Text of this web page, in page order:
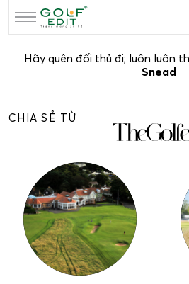
Hãy quên đối thủ đi; luôn luôn
Snead
CHIA SẺ TỪ